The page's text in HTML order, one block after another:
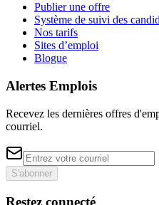
Publier une offre
Système de suivi des
Nos tarifs
Sites d’emploi
Blogue
Alertes Emplois
Recevez les dernières offres
courriel.
S'abonner
Restez connecté